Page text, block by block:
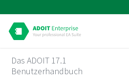
Das ADOIT 17.1
Benutzerhandbuch